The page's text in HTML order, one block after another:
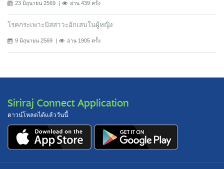
23 มิถุนายน 2569 อ่าน 439 ครั้ง
โรคกระเพาะปัสสาวะอักเสบในผู้หญิง
9 มิถุนายน 2569 อ่าน 1905 ครั้ง
Siriraj Connect Application
ดาวน์โหลดได้แล้ววันนี้